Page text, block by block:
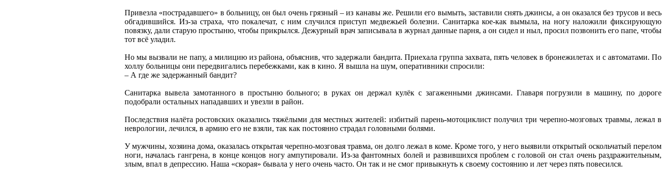
Привезла «пострадавшего» в больницу, он был очень грязный – из канавы же. Решили его вымыть, заставили снять джинсы, а он оказался без трусов и весь
обгадившийся. Из-за страха, что покалечат, с ним случился приступ медвежьей болезни. Санитарка кое-как вымыла, на ногу наложили фиксирующую
повязку, дали старую простыню, чтобы прикрылся. Дежурный врач записывала в журнал данные парня, а он сидел и ныл, просил позвонить его папе, чтобы
тот всё уладил.
Но мы вызвали не папу, а милицию из района, объяснив, что задержали бандита. Приехала группа захвата, пять человек в бронежилетах и с автоматами. По
холлу больницы они передвигались перебежками, как в кино. Я вышла на шум, оперативники спросили:
– А где же задержанный бандит?
Санитарка вывела замотанного в простыню больного; в руках он держал кулёк с загаженными джинсами. Главаря погрузили в машину, по дороге
подобрали остальных нападавших и увезли в район.
Последствия налёта ростовских оказались тяжёлыми для местных жителей: избитый парень-мотоциклист получил три черепно-мозговых травмы, лежал в
неврологии, лечился, в армию его не взяли, так как постоянно страдал головными болями.
У мужчины, хозяина дома, оказалась открытая черепно-мозговая травма, он долго лежал в коме. Кроме того, у него выявили открытый оскольчатый перелом
ноги, началась гангрена, в конце концов ногу ампутировали. Из-за фантомных болей и развившихся проблем с головой он стал очень раздражительным,
злым, впал в депрессию. Наша «скорая» бывала у него очень часто. Он так и не смог привыкнуть к своему состоянию и лет через пять повесился.